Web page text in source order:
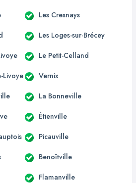
Les Cresnays
Les Loges-sur-Brécey
Le Petit-Celland
Livoye Vernix
La Bonneville
Étienville
Picauville
Benoîtville
Flamanville